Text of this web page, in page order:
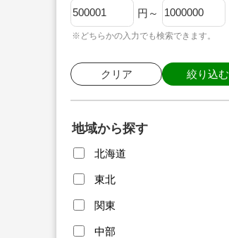
円～
※どちらかの入力でも検索できます。
クリア 絞り込む
地域から探す
北海道
東北
関東
中部